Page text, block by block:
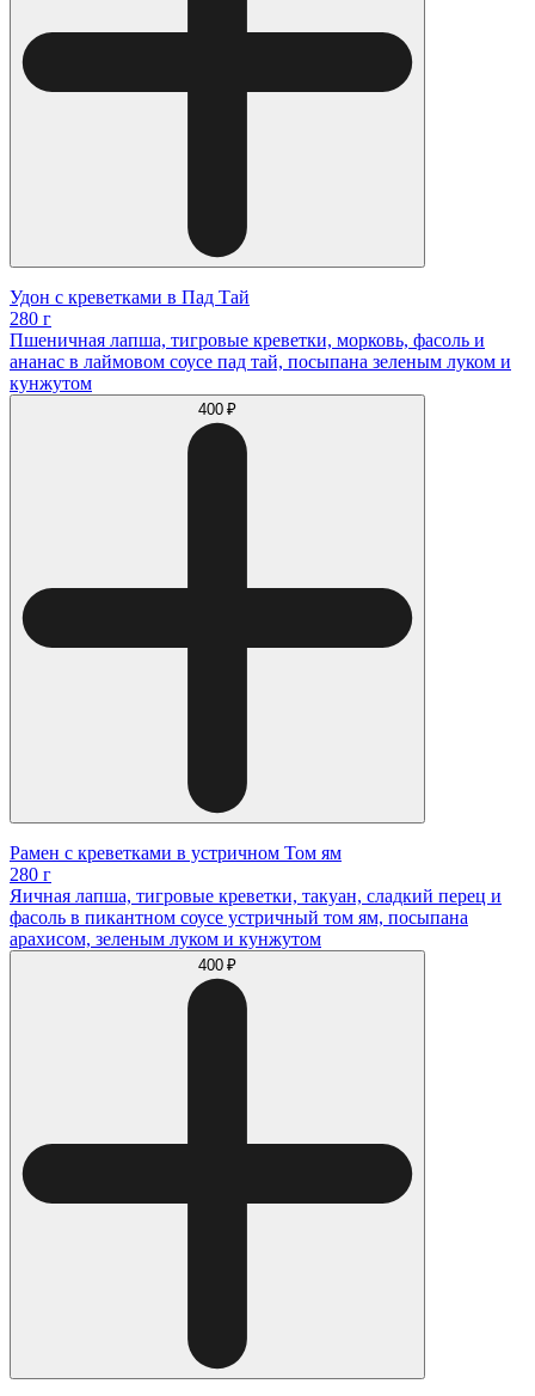
Удон с креветками в Пад Тай
280 г
Пшеничная лапша, тигровые креветки, морковь, фасоль и
ананас в лаймовом соусе пад тай, посыпана зеленым луком и
кунжутом
400 ₽
Рамен с креветками в устричном Том ям
280 г
Яичная лапша, тигровые креветки, такуан, сладкий перец и
фасоль в пикантном соусе устричный том ям, посыпана
арахисом, зеленым луком и кунжутом
400 ₽